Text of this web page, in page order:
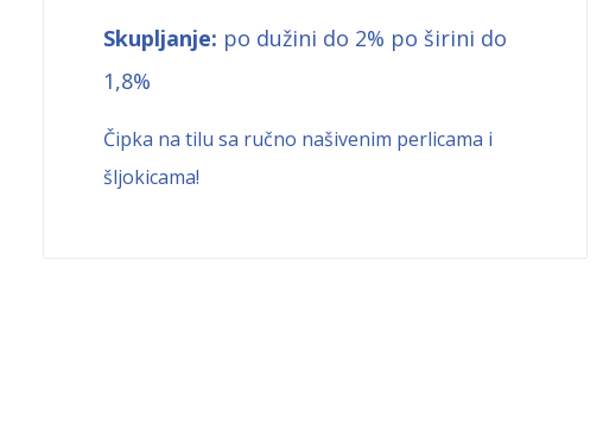
Skupljanje: po dužini do 2% po širini do
1,8%
Čipka na tilu sa ručno našivenim perlicama i
šljokicama!